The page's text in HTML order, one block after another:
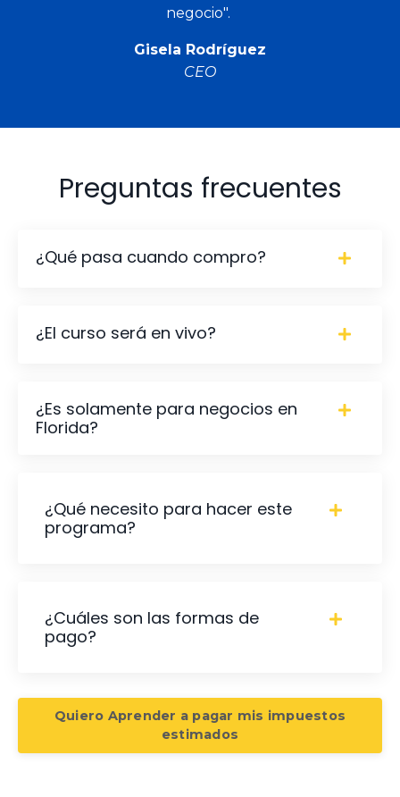
negocio".
Gisela Rodríguez
CEO
Preguntas frecuentes
¿Qué pasa cuando compro?
¿El curso será en vivo?
¿Es solamente para negocios en
Florida?
¿Qué necesito para hacer este
programa?
¿Cuáles son las formas de
pago?
Quiero Aprender a pagar mis impuestos
estimados